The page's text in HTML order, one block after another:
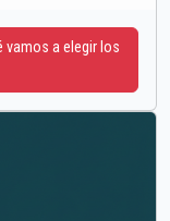
vamos a elegir los